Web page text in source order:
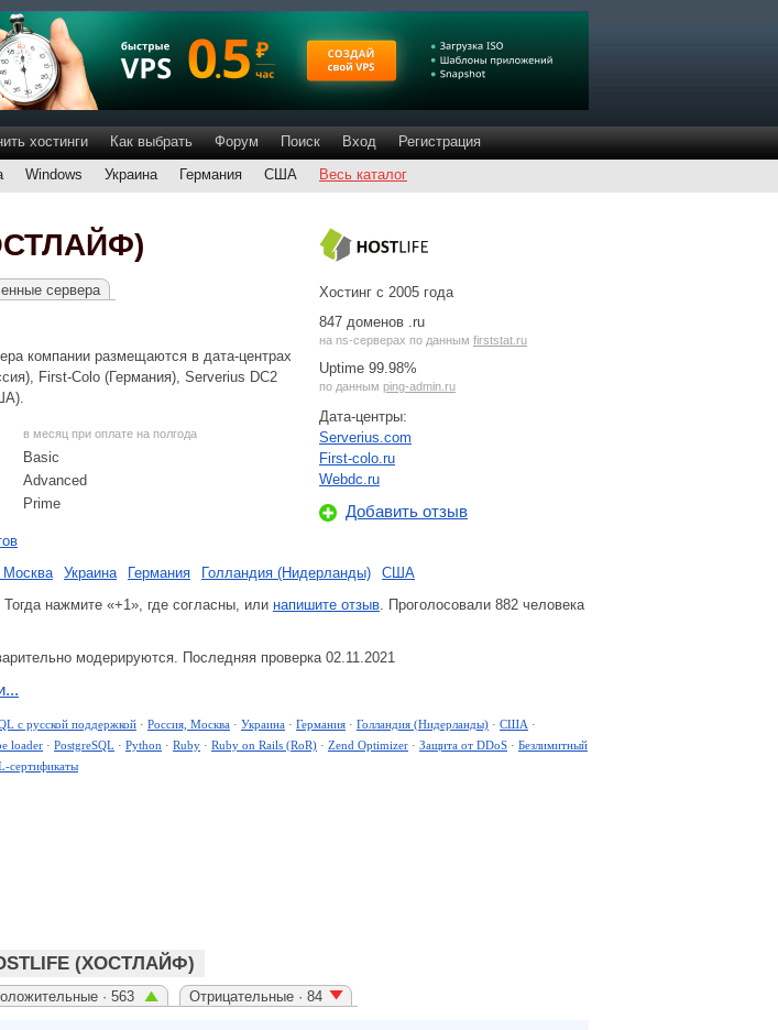
хостинги Как выбрать Форум Поиск Вход
Регистрация
Windows Украина Германия США Весь каталог
Хостинг с 2005 года
847 доменов .ru
на ns-серверах по данным firststat.ru
Uptime 99.98%
по данным ping-admin.ru
Дата-центры:
Serverius.com
First-colo.ru
Webdc.ru
Добавить отзыв
сервера
компании размещаются в дата-центрах
First-Colo (Германия), Serverius DC2
в месяц при оплате на полгода
Basic
Advanced
Prime
Москва Украина Германия Голландия (Нидерланды)
США
нажмите «+1», где согласны, или напишите отзыв. Проголосовали 882 человека
модерируются. Последняя проверка 02.11.2021
с русской поддержкой · Россия, Москва · Украина · Германия · Голландия (Нидерланды) · США ·
loader · PostgreSQL · Python · Ruby · Ruby on Rails (RoR) · Zend Optimizer · Защита от DDoS · Безлимитный
сертификаты
(ХОСТЛАЙФ)
· 563 Отрицательные · 84